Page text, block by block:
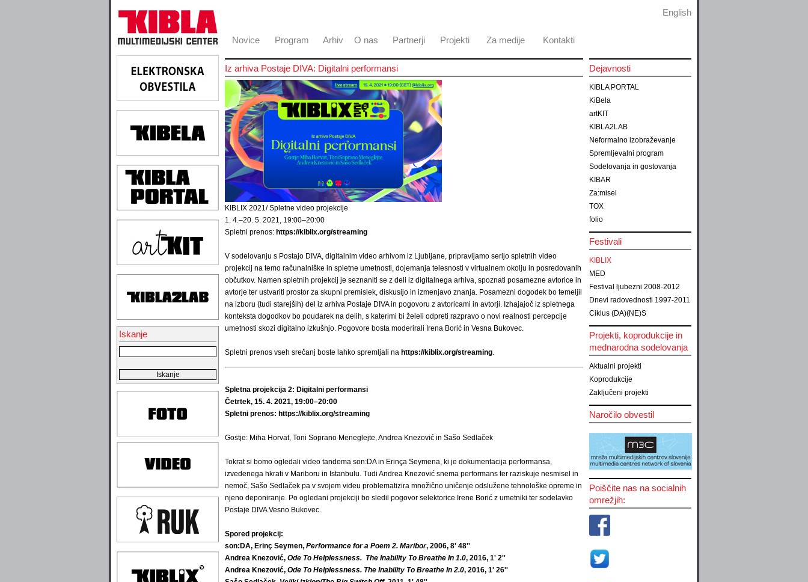
Novice Program Arhiv O nas Partnerji Projekti Za medije Kontakti
English
Iskanje
Iz arhiva Postaje DIVA: Digitalni performansi
KIBLIX 2021/ Spletne video projekcije
1. 4.–20. 5. 2021, 19:00–20:00
Spletni prenos: https://kiblix.org/streaming
V sodelovanju s Postajo DIVA, digitalnim video arhivom iz Ljubljane, pripravljamo serijo spletnih video
projekcij na temo računalniške in spletne umetnosti, dojemanja telesnosti v virtualnem okolju in posredovanih
občutkov. Namen spletnih projekcij je seznaniti se z deli iz digitalnega arhiva, spoznati posamezne avtorice in
avtorje ter ustvariti prostor za skupni premislek, diskusijo in izmenjavo znanja. Posamezni dogodek bo temeljil
na izboru (tudi starejših) del iz arhiva Postaje DIVA in pogovoru z avtoricami in avtorji. Izhajajoč iz spletnega
konteksta dogodkov bo poudarek na delih, s katerimi bi želeli odpreti razpravo o novi realnosti percepcije
umetnosti skozi digitalno izkušnjo. Pogovore bosta moderirali Irena Borić in Vesna Bukovec.
Spletni prenos vseh srečanj boste lahko spremljali na https://kiblix.org/streaming.
Spletna projekcija 2: Digitalni performansi
Četrtek, 15. 4. 2021, 19:00–20:00
Spletni prenos: https://kiblix.org/streaming
Gostje: Miha Horvat, Toni Soprano Meneglejte, Andrea Knezović in Sašo Sedlaček
Tokrat si bomo ogledali video tandema son:DA in Erinça Seymena, ki je dokumentacija performansa,
izvedenega hkrati v Mariboru in Istanbulu. Tudi Andrea Knezović snema performans ter raziskuje nesmisel in
nemoč, Sašo Sedlaček pa v svojem videu problematizira množično uničenje odslužene tehnološke opreme in
njeno deponiranje. Po ogledani projekciji bo sledil pogovor selektorice Irene Borić z umetniki ter sodelavko
Postaje DIVA Vesno Bukovec.
Spored projekcij:
son:DA, Erinç Seymen, Performance for a Poem 2. Maribor, 2006, 8' 48''
Andrea Knezović, Ode To Helplessness. The Inability To Breathe In 1.0, 2016, 1' 2''
Andrea Knezović, Ode To Helplessness. The Inability To Breathe In 2.0, 2016, 1' 26''
Dejavnosti
KIBLA PORTAL
KiBela
artKIT
KIBLA2LAB
Neformalno izobraževanje
Spremljevalni program
Sodelovanja in gostovanja
KIBAR
Za:misel
TOX
folio
Festivali
KIBLIX
MED
Festival ljubezni 2008-2012
Dnevi radovednosti 1997-2011
Ciklus (DA)(NE)S
Projekti, koprodukcije in
mednarodna sodelovanja
Aktualni projekti
Koprodukcije
Zaključeni projekti
Naročilo obvestil
Poiščite nas na socialnih
omrežjih: